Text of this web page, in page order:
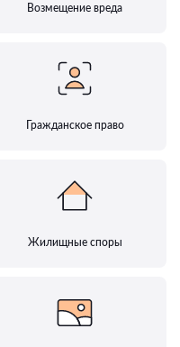
Возмещение вреда
Гражданское право
Жилищные споры